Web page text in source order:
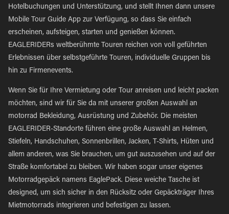
Hotelbuchungen und Unterstützung, und stellt Ihnen dann unsere
Mobile Tour Guide App zur Verfügung, so dass Sie einfach
erscheinen, aufsteigen, starten und genießen können.
EAGLERIDERs weltberühmte Touren reichen von voll geführten
Erlebnissen über selbstgeführte Touren, individuelle Gruppen bis
hin zu Firmenevents.
Wenn Sie für Ihre Vermietung oder Tour anreisen und leicht packen
möchten, sind wir für Sie da mit unserer großen Auswahl an
motorrad Bekleidung, Ausrüstung und Zubehör. Die meisten
EAGLERIDER-Standorte führen eine große Auswahl an Helmen,
Stiefeln, Handschuhen, Sonnenbrillen, Jacken, T-Shirts, Hüten und
allem anderen, was Sie brauchen, um gut auszusehen und auf der
Straße komfortabel zu bleiben. Wir haben sogar unser eigenes
Motorradgepäck namens EaglePack. Diese weiche Tasche ist
designed, um sich sicher in den Rücksitz oder Gepäckträger Ihres
Mietmotorrads integrieren und befestigen zu lassen.